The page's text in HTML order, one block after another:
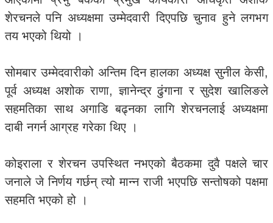
शेरचनले पनि अध्यक्षमा उम्मेदवारी दिएपछि चुनाव हुने लगभग
तय भएको थियो ।
सोमबार उम्मेदवारीको अन्तिम दिन हालका अध्यक्ष सुनील केसी,
पूर्व अध्यक्ष अशोक राणा, ज्ञानेन्द्र ढुंगाना र सुदेश खालिङले
सहमतिका साथ अगाडि बढ्नका लागि शेरचनलाई अध्यक्षमा
दाबी नगर्न आग्रह गरेका थिए ।
कोइराला र शेरचन उपस्थित नभएको बैठकमा दुवै पक्षले चार
जनाले जे निर्णय गर्छन् त्यो मान्न राजी भएपछि सन्तोषको पक्षमा
सहमति भएको हो ।